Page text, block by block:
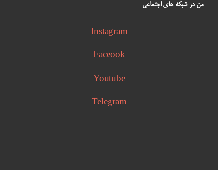
من در شبکه های اجتماعی
Instagram
Faceook
Youtube
Telegram